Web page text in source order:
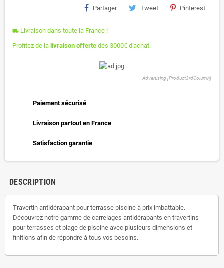
Partager Tweet Pinterest
local_shipping Livraison dans toute la France !
Profitez de la livraison offerte dès 3000€ d'achat.
Advertising [Product3rdColumn]
Paiement sécurisé
Livraison partout en France
Satisfaction garantie
DESCRIPTION
Travertin antidérapant pour terrasse piscine à prix imbattable.
Découvrez notre gamme de carrelages antidérapants en travertins
pour terrasses et plage de piscine avec plusieurs dimensions et
finitions afin de répondre à tous vos besoins.